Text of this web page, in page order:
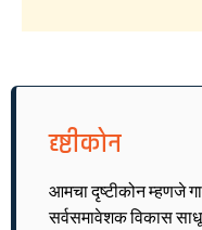
दृष्टीकोन
आमचा दृष्टीकोन म्हणजे
सर्वसमावेशक विकास